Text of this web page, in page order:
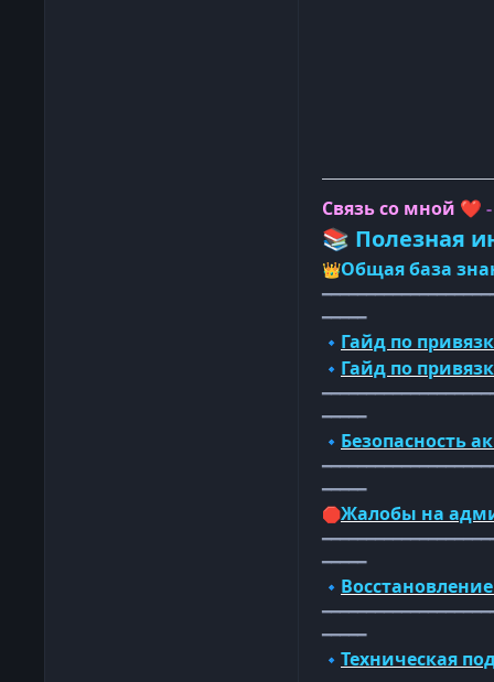
Связь со мной ❤️ -
📚 Полезная
👑Общая база
━━━━━
🔹 Гайд по
🔹 Гайд по
━━━━━
🔹 Безопасность
━━━━━
🛑Жалобы на
━━━━━
🔹
━━━━━
🔹 Техническая